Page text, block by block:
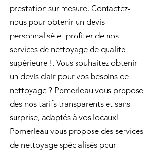
prestation sur mesure. Contactez-
nous pour obtenir un devis
personnalisé et profiter de nos
services de nettoyage de qualité
supérieure !. Vous souhaitez obtenir
un devis clair pour vos besoins de
nettoyage ? Pomerleau vous propose
des nos tarifs transparents et sans
surprise, adaptés à vos locaux!
Pomerleau vous propose des services
de nettoyage spécialisés pour